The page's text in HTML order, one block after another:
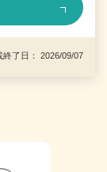
了日： 2026/09/07